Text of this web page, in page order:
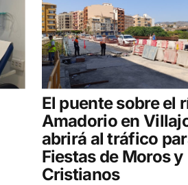
El puente sobre el
Amadorio en
abrirá al tráfico
Fiestas de Moros y
Cristianos